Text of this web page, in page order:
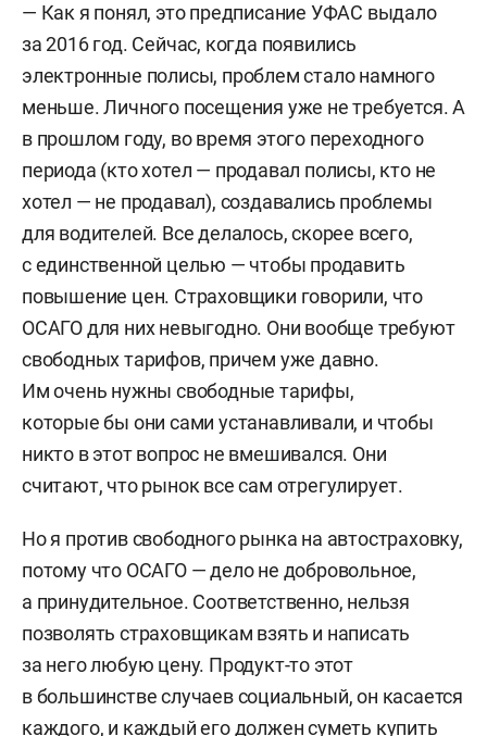
— Как я понял, это предписание УФАС выдало
за 2016 год. Сейчас, когда появились
электронные полисы, проблем стало намного
меньше. Личного посещения уже не требуется. А
в прошлом году, во время этого переходного
периода (кто хотел — продавал полисы, кто не
хотел — не продавал), создавались проблемы
для водителей. Все делалось, скорее всего,
с единственной целью — чтобы продавить
повышение цен. Страховщики говорили, что
ОСАГО для них невыгодно. Они вообще требуют
свободных тарифов, причем уже давно.
Им очень нужны свободные тарифы,
которые бы они сами устанавливали, и чтобы
никто в этот вопрос не вмешивался. Они
считают, что рынок все сам отрегулирует.
Но я против свободного рынка на автостраховку,
потому что ОСАГО — дело не добровольное,
а принудительное. Соответственно, нельзя
позволять страховщикам взять и написать
за него любую цену. Продукт-то этот
в большинстве случаев социальный, он касается
каждого, и каждый его должен суметь купить